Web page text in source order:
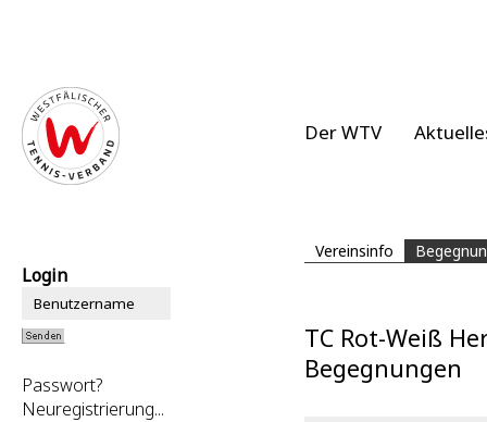
Der WTV
Vereinsinfo
Login
Passwort?
Neuregistrierung...
TC Rot-Weiß
Begegnungen